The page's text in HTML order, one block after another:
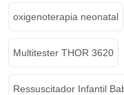
oxigenoterapia neonatal
Multitester THOR 3620
Ressuscitador Infantil